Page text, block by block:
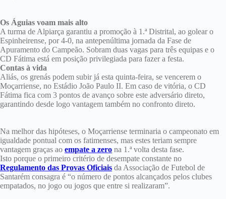
Os Águias voam mais alto
A turma de Alpiarça garantiu a promoção à 1.ª Distrital, ao golear o
Espinheirense, por 4-0, na antepenúltima jornada da Fase de
Apuramento do Campeão. Sobram duas vagas para três equipas e o
CD Fátima está em posição privilegiada para fazer a festa.
Contas à vida
Aliás, os grenás podem subir já esta quinta-feira, se vencerem o
Moçarriense, no Estádio João Paulo II. Em caso de vitória, o CD
Fátima fica com 3 pontos de avanço sobre este adversário direto,
garantindo desde logo vantagem também no confronto direto.
Na melhor das hipóteses, o Moçarriense terminaria o campeonato em
igualdade pontual com os fatimenses, mas estes teriam sempre
vantagem graças ao empate a zero na 1.ª volta desta fase.
Isto porque o primeiro critério de desempate constante no
Regulamento das Provas Oficiais da Associação de Futebol de
Santarém consagra é “o número de pontos alcançados pelos clubes
empatados, no jogo ou jogos que entre si realizaram”.